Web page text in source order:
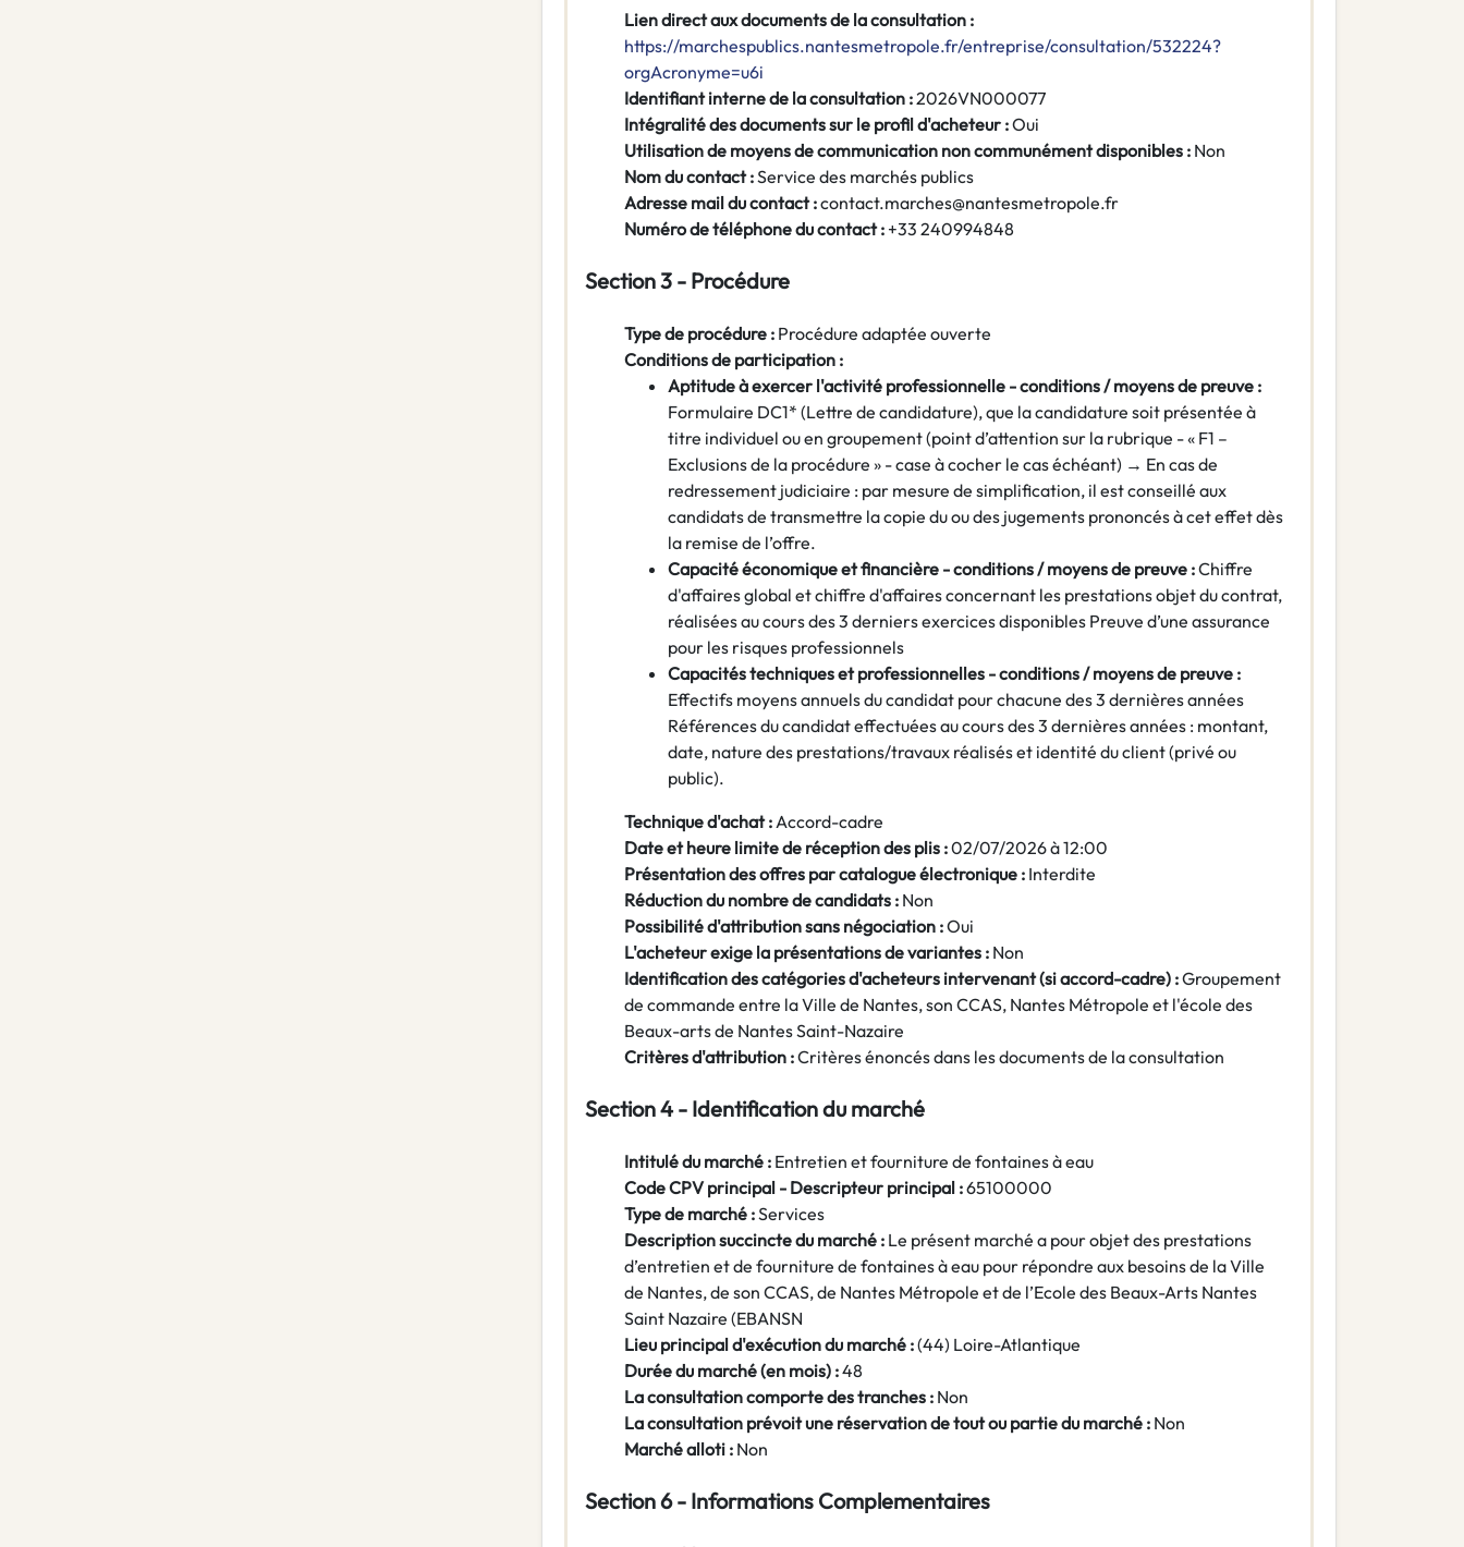
Lien direct aux documents de la consultation :
https://marchespublics.nantesmetropole.fr/entreprise/consultation/532224?
orgAcronyme=u6i
Identifiant interne de la consultation :2026VN000077
Intégralité des documents sur le profil d'acheteur :Oui
Utilisation de moyens de communication non communément disponibles : Non
Nom du contact :Service des marchés publics
Adresse mail du contact :contact.marches@nantesmetropole.fr
Numéro de téléphone du contact : +33 240994848
Section 3 - Procédure
Type de procédure : Procédure adaptée ouverte
Conditions de participation :
Aptitude à exercer l'activité professionnelle - conditions / moyens de preuve :
Formulaire DC1* (Lettre de candidature), que la candidature soit présentée à
titre individuel ou en groupement (point d’attention sur la rubrique - « F1 –
Exclusions de la procédure » - case à cocher le cas échéant) → En cas de
redressement judiciaire : par mesure de simplification, il est conseillé aux
candidats de transmettre la copie du ou des jugements prononcés à cet effet dès
la remise de l’offre.
Capacité économique et financière - conditions / moyens de preuve :Chiffre
d'affaires global et chiffre d'affaires concernant les prestations objet du contrat,
réalisées au cours des 3 derniers exercices disponibles Preuve d’une assurance
pour les risques professionnels
Capacités techniques et professionnelles - conditions / moyens de preuve :
Effectifs moyens annuels du candidat pour chacune des 3 dernières années
Références du candidat effectuées au cours des 3 dernières années : montant,
date, nature des prestations/travaux réalisés et identité du client (privé ou
public).
Technique d'achat :Accord-cadre
Date et heure limite de réception des plis :02/07/2026 à 12:00
Présentation des offres par catalogue électronique : Interdite
Réduction du nombre de candidats : Non
Possibilité d'attribution sans négociation :Oui
L'acheteur exige la présentations de variantes : Non
Identification des catégories d'acheteurs intervenant (si accord-cadre) :Groupement
de commande entre la Ville de Nantes, son CCAS, Nantes Métropole et l'école des
Beaux-arts de Nantes Saint-Nazaire
Critères d'attribution :Critères énoncés dans les documents de la consultation
Section 4 - Identification du marché
Intitulé du marché : Entretien et fourniture de fontaines à eau
Code CPV principal - Descripteur principal :65100000
Type de marché :Services
Description succincte du marché : Le présent marché a pour objet des prestations
d’entretien et de fourniture de fontaines à eau pour répondre aux besoins de la Ville
de Nantes, de son CCAS, de Nantes Métropole et de l’Ecole des Beaux-Arts Nantes
Saint Nazaire (EBANSN
Lieu principal d'exécution du marché :(44) Loire-Atlantique
Durée du marché (en mois) :48
La consultation comporte des tranches : Non
La consultation prévoit une réservation de tout ou partie du marché : Non
Marché alloti : Non
Section 6 - Informations Complementaires